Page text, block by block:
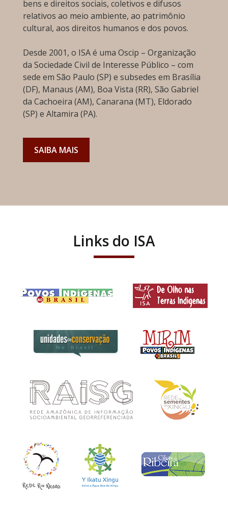
bens e direitos sociais, coletivos e difusos
relativos ao meio ambiente, ao patrimônio
cultural, aos direitos humanos e dos povos.
Desde 2001, o ISA é uma Oscip – Organização
da Sociedade Civil de Interesse Público – com
sede em São Paulo (SP) e subsedes em Brasília
(DF), Manaus (AM), Boa Vista (RR), São Gabriel
da Cachoeira (AM), Canarana (MT), Eldorado
(SP) e Altamira (PA).
SAIBA MAIS
Links do ISA